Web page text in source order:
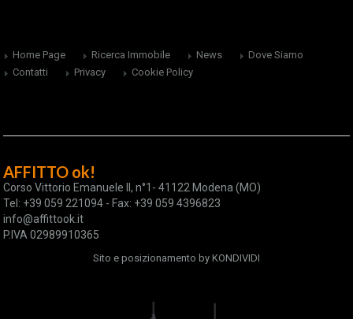
Home Page Ricerca Immobile News
Dove Siamo
Contatti
Privacy Cookie Policy
AFFITTO ok!
Corso Vittorio Emanuele II, n°1- 41122 Modena (MO)
Tel: +39 059 221094 - Fax: +39 059 4396823
info@affittook.it
P.IVA 02989910365
Sito e posizionamento by KONDIVIDI